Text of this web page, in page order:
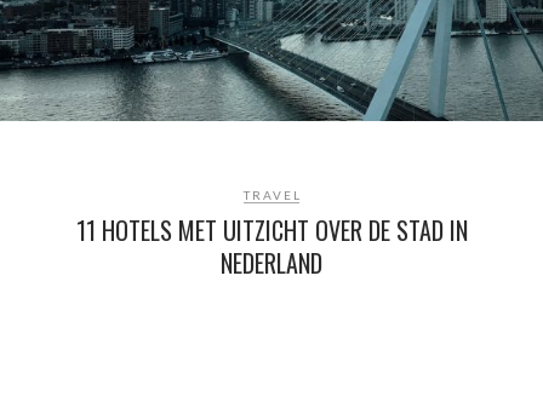
TRAVEL
11 HOTELS MET UITZICHT OVER DE STAD IN
NEDERLAND